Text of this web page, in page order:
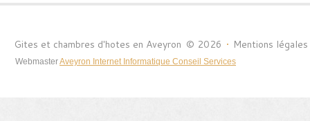
Gites et chambres d'hotes en Aveyron © 2026 • Mentions légales
WebmasterAveyron Internet Informatique Conseil Services